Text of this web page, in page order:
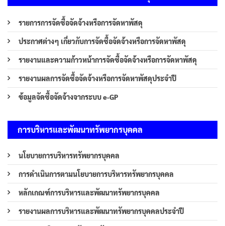
รายการการจัดซื้อจัดจ้างหรือการจัดหาพัสดุ
ประกาศต่างๆ เกี่ยวกับการจัดซื้อจัดจ้างหรือการจัดหาพัสดุ
รายงานและความก้าวหน้าการจัดซื้อจัดจ้างหรือการจัดหาพัสดุ
รายงานผลการจัดซื้อจัดจ้างหรือการจัดหาพัสดุประจำปี
ข้อมูลจัดซื้อจัดจ้างจากระบบ e-GP
การบริหารและพัฒนาทรัพยากรบุคคล
นโยบายการบริหารทรัพยากรบุคคล
การดำเนินการตามนโยบายการบริหารทรัพยากรบุคคล
หลักเกณฑ์การบริหารและพัฒนาทรัพยากรบุคคล
รายงานผลการบริหารและพัฒนาทรัพยากรบุคคลประจำปี